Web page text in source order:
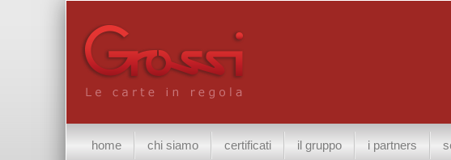
home chi siamo certificati il gruppo i partners